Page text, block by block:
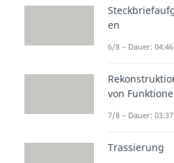
Die
12 hat
= 2undx
In diesen
und viele
Aufgaben
en
6/8 – Dauer: 04:46
von
7/8 – Dauer: 03:37
Trassierung